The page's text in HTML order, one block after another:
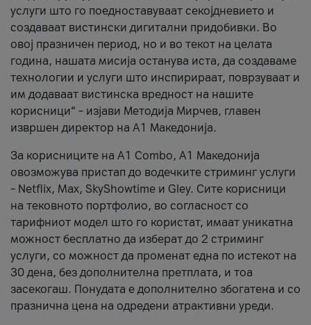
услуги што го поедноставуваат секојдневието и
создаваат вистински дигитални придобивки. Во
овој празничен период, но и во текот на целата
година, нашата мисија останува иста, да создаваме
технологии и услуги што инспирираат, поврзуваат и
им додаваат вистинска вредност на нашите
корисници“ – изјави Методија Мирчев, главен
извршен директор на А1 Македонија.
За корисниците на A1 Combo, А1 Македонија
овозможува пристап до водечките стриминг услуги
– Netflix, Max, SkyShowtime и Gley. Сите корисници
на тековното портфолио, во согласност со
тарифниот модел што го користат, имаат уникатна
можност бесплатно да изберат до 2 стриминг
услуги, со можност да променат една по истекот на
30 дена, без дополнителна претплата, и тоа
засекогаш. Понудата е дополнително збогатена и со
празнична цена на одредени атрактивни уреди.